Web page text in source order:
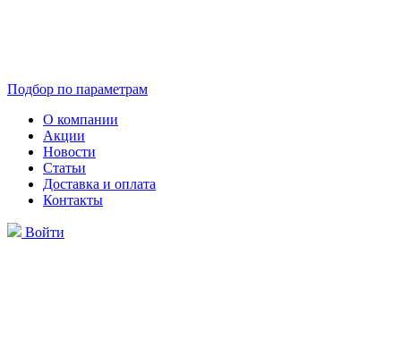
Подбор по параметрам
О компании
Акции
Новости
Статьи
Доставка и оплата
Контакты
Войти